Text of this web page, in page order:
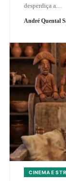
desperdiça a…
André Quental
CINEMA E